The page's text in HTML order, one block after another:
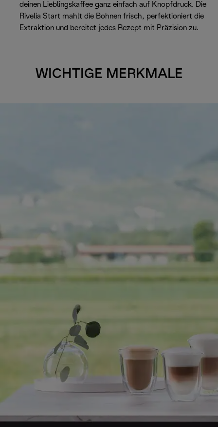
deinen Lieblingskaffee ganz einfach auf Knopfdruck. Die
Rivelia Start mahlt die Bohnen frisch, perfektioniert die
Extraktion und bereitet jedes Rezept mit Präzision zu.
WICHTIGE MERKMALE